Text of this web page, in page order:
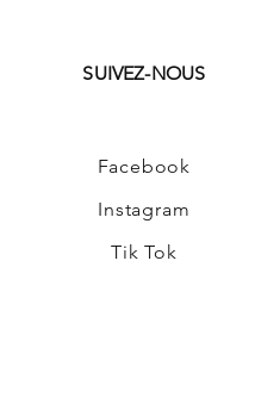
SUIVEZ-NOUS
Facebook
Instagram
Tik Tok